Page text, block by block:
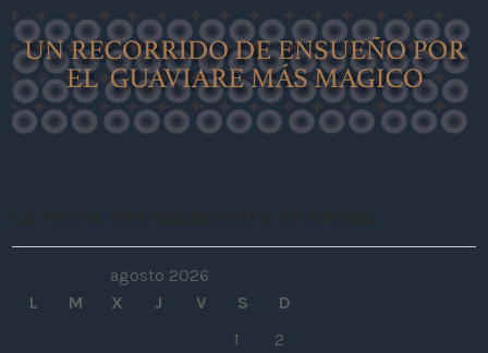
agosto 2026
L
M X J V S D
1 2